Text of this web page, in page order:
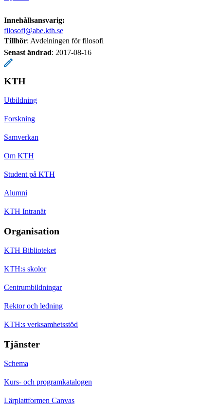
Innehållsansvarig:
filosofi@abe.kth.se
Tillhör: Avdelningen för filosofi
Senast ändrad: 2017-08-16
KTH
Utbildning
Forskning
Samverkan
Om KTH
Student på KTH
Alumni
KTH Intranät
Organisation
KTH Biblioteket
KTH:s skolor
Centrumbildningar
Rektor och ledning
KTH:s verksamhetsstöd
Tjänster
Schema
Kurs- och programkatalogen
Lärplattformen Canvas